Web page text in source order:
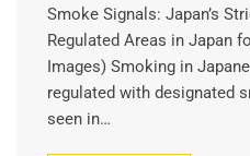
Smoke Signals: Japan’s
Regulated Areas in Japan
Images) Smoking in
regulated with designated
seen in…